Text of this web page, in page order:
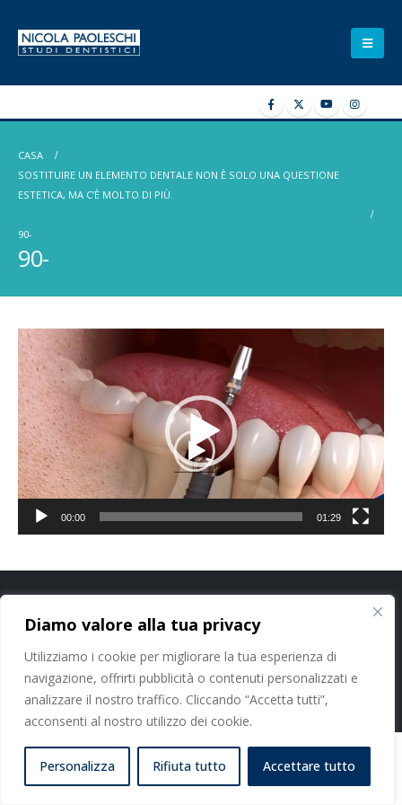
Diamo valore alla tua privacy
Utilizziamo i cookie per migliorare la tua esperienza di
navigazione, offrirti pubblicità o contenuti personalizzati e
analizzare il nostro traffico. Cliccando “Accetta tutti”,
acconsenti al nostro utilizzo dei cookie.
Personalizza Rifiuta tutto Accettare tutto
CASA
SOSTITUIRE UN ELEMENTO DENTALE NON È SOLO UNA QUESTIONE
ESTETICA, MA C’È MOLTO DI PIÙ.
90-
90-
Video
Player
00:00 01:29
Studi Dentistici Dott. Nicola Paoleschi Srl - P. IVA 11413100964 - C.F.
06374460480